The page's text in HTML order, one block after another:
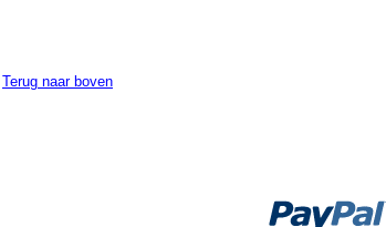
Terug naar boven